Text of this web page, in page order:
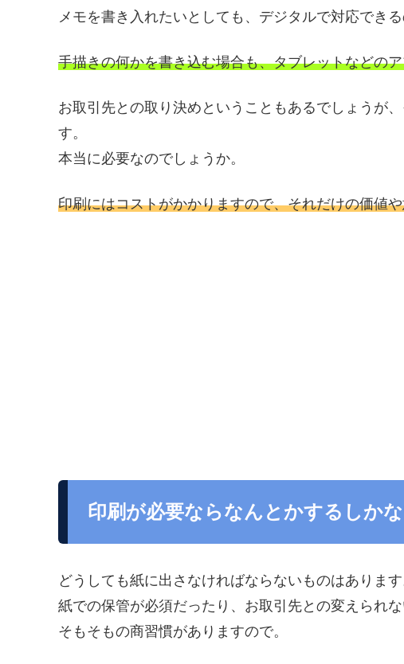
メモを書き入れたいとしても、デジタルで対応できる
手描きの何かを書き込む場合も、タブレットなどの
お取引先との取り決めということもあるでしょうが
す。
本当に必要なのでしょうか。
印刷にはコストがかかりますので、それだけの価値
印刷が必要ならなんとかするしか
どうしても紙に出さなければならないものはあります
紙での保管が必須だったり、お取引先との変えられな
そもそもの商習慣がありますので。